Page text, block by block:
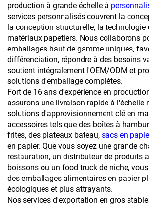
production à grande échelle à
services personnalisés couvrent la
la conception structurelle, la technologie
matériaux papetiers. Nous collaborons
emballages haut de gamme uniques,
différenciation, répondre à des besoins
soutient intégralement l'OEM/ODM et
solutions d'emballage complètes.
Fort de 16 ans d'expérience en
assurons une livraison rapide à l'échelle
solutions d'approvisionnement clé en
accessoires tels que des boîtes à
frites, des plateaux bateau, sacs en
en papier. Que vous soyez une grande
restauration, un distributeur de produits
boissons ou un food truck de niche,
des emballages alimentaires en papier
écologiques et plus attrayants.
Nos services d'exportation en gros